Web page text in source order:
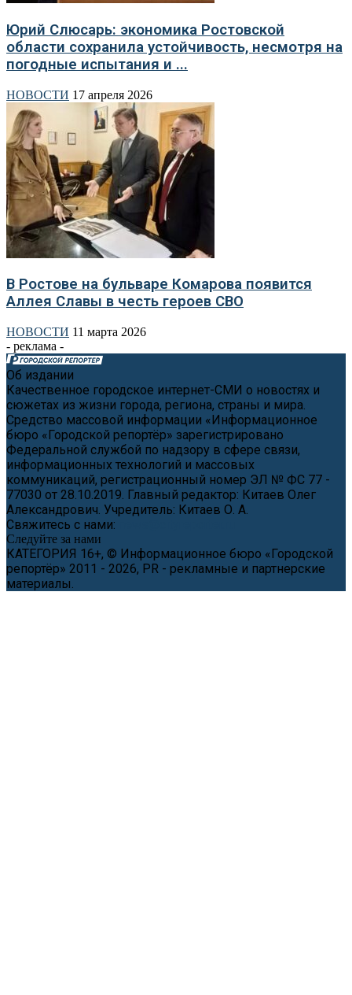
Юрий Слюсарь: экономика Ростовской
области сохранила устойчивость, несмотря на
погодные испытания и ...
НОВОСТИ 17 апреля 2026
В Ростове на бульваре Комарова появится
Аллея Славы в честь героев СВО
НОВОСТИ 11 марта 2026
- реклама -
Об издании
Качественное городское интернет-СМИ о новостях и
сюжетах из жизни города, региона, страны и мира.
Средство массовой информации «Информационное
бюро «Городской репортёр» зарегистрировано
Федеральной службой по надзору в сфере связи,
информационных технологий и массовых
коммуникаций, регистрационный номер ЭЛ № ФС 77 -
77030 от 28.10.2019. Главный редактор: Китаев Олег
Александрович. Учредитель: Китаев О. А.
Свяжитесь с нами:
Следуйте за нами
КАТЕГОРИЯ 16+, © Информационное бюро «Городской
репортёр» 2011 - 2026, PR - рекламные и партнерские
материалы.